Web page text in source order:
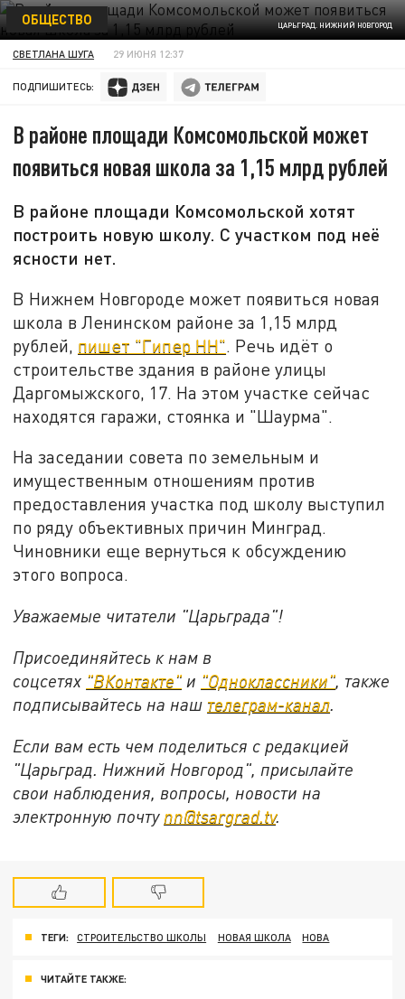
ЦАРЬГРАД. НИЖНИЙ НОВГОРОД
ОБЩЕСТВО
СВЕТЛАНА ШУГА 29 ИЮНЯ 12:37
ПОДПИШИТЕСЬ:
В районе площади Комсомольской может
появиться новая школа за 1,15 млрд рублей
В районе площади Комсомольской хотят
построить новую школу. С участком под неё
ясности нет.
В Нижнем Новгороде может появиться новая
школа в Ленинском районе за 1,15 млрд
рублей, пишет "Гипер НН". Речь идёт о
строительстве здания в районе улицы
Даргомыжского, 17. На этом участке сейчас
находятся гаражи, стоянка и "Шаурма".
На заседании совета по земельным и
имущественным отношениям против
предоставления участка под школу выступил
по ряду объективных причин Минград.
Чиновники еще вернуться к обсуждению
этого вопроса.
Уважаемые читатели "Царьграда"!
Присоединяйтесь к нам в
соцсетях "ВКонтакте" и "Одноклассники", также
подписывайтесь на наш телеграм-канал.
Если вам есть чем поделиться с редакцией
"Царьград. Нижний Новгород", присылайте
свои наблюдения, вопросы, новости на
электронную почту nn@tsargrad.tv.
ТЕГИ: СТРОИТЕЛЬСТВО ШКОЛЫ НОВАЯ ШКОЛА НОВА
ЧИТАЙТЕ ТАКЖЕ: